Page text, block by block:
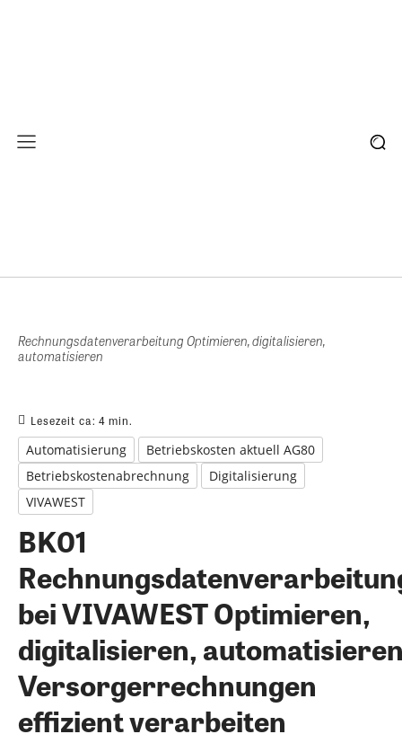
Rechnungsdatenverarbeitung Optimieren, digitalisieren,
automatisieren
Lesezeit ca: 4 min.
Automatisierung
Betriebskosten aktuell AG80
Betriebskostenabrechnung
Digitalisierung
VIVAWEST
BK01
bei VIVAWEST Optimieren,
digitalisieren,
Versorgerrechnungen
effizient verarbeiten